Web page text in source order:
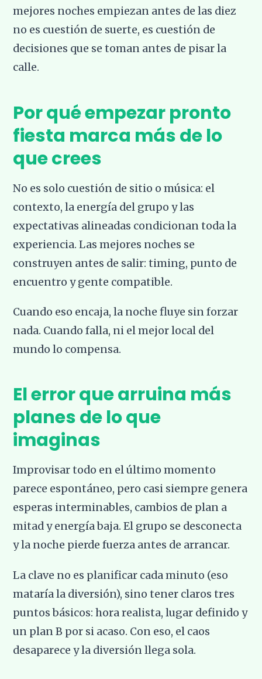
mejores noches empiezan antes de las diez
no es cuestión de suerte, es cuestión de
decisiones que se toman antes de pisar la
calle.
Por qué empezar pronto
fiesta marca más de lo
que crees
No es solo cuestión de sitio o música: el
contexto, la energía del grupo y las
expectativas alineadas condicionan toda la
experiencia. Las mejores noches se
construyen antes de salir: timing, punto de
encuentro y gente compatible.
Cuando eso encaja, la noche fluye sin forzar
nada. Cuando falla, ni el mejor local del
mundo lo compensa.
El error que arruina más
planes de lo que
imaginas
Improvisar todo en el último momento
parece espontáneo, pero casi siempre genera
esperas interminables, cambios de plan a
mitad y energía baja. El grupo se desconecta
y la noche pierde fuerza antes de arrancar.
La clave no es planificar cada minuto (eso
mataría la diversión), sino tener claros tres
puntos básicos: hora realista, lugar definido y
un plan B por si acaso. Con eso, el caos
desaparece y la diversión llega sola.